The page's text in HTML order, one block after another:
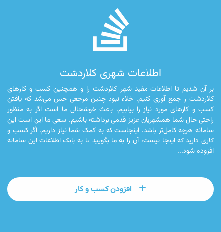
اطلاعات شهری کلاردشت
بر آن شدیم تا اطلاعات مفید شهر کلاردشت را و همچنین کسب و کارهای
کلاردشت را جمع آوری کنیم. خلاء نبود چنین مرجعی حس می‌شد که یافتن
کسب و کارهای مورد نیاز را بیابیم. باعث خوشحالی ما است اگر به منظور
راحتی حال شما همشهریان عزیز قدمی برداشته باشیم. سعی ما این است این
سامانه هرچه کامل‌تر باشد. اینجاست که به کمک شما نیاز داریم. اگر کسب و
کاری دارید که اینجا نیست، آن را به ما بگویید تا به بانک اطلاعات این سامانه
افزوده شود...
افزودن کسب و کار